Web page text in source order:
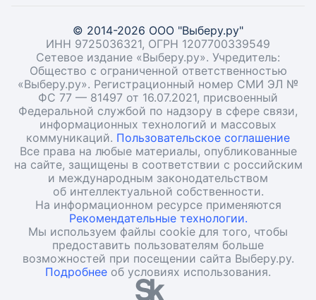
© 2014-2026 ООО "Выберу.ру"
ИНН 9725036321, ОГРН 1207700339549
Сетевое издание «Выберу.ру». Учредитель:
Общество с ограниченной ответственностью
«Выберу.ру». Регистрационный номер СМИ ЭЛ №
ФС 77 — 81497 от 16.07.2021, присвоенный
Федеральной службой по надзору в сфере связи,
информационных технологий и массовых
коммуникаций. Пользовательское соглашение
Все права на любые материалы, опубликованные
на сайте, защищены в соответствии с российским
и международным законодательством
об интеллектуальной собственности.
На информационном ресурсе применяются
Рекомендательные технологии.
Мы используем файлы cookie для того, чтобы
предоставить пользователям больше
возможностей при посещении сайта Выберу.ру.
Подробнее об условиях использования.